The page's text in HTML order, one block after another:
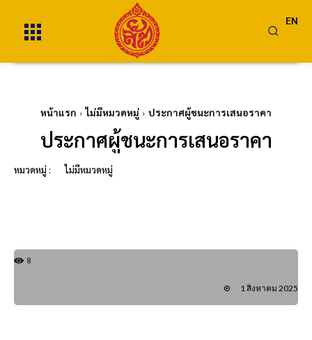
EN
หน้าแรก ไม่มีหมวดหมู่ ประกาศผู้ชนะการเสนอราคา
ประกาศผู้ชนะการเสนอราคา
หมวดหมู่ : ไม่มีหมวดหมู่
8
1 สิงหาคม 2025